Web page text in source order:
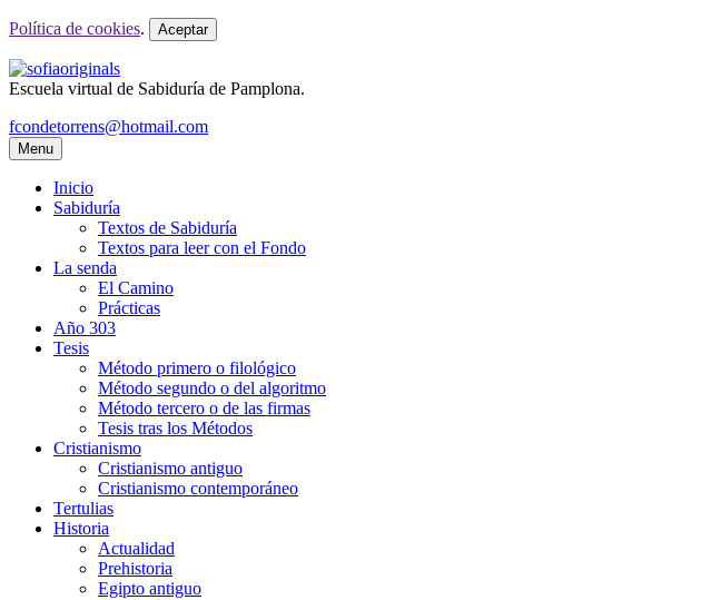
Política de cookies. Aceptar
Escuela virtual de Sabiduría de Pamplona.
fcondetorrens@hotmail.com
Menu
Inicio
Sabiduría
Textos de Sabiduría
Textos para leer con el Fondo
La senda
El Camino
Prácticas
Año 303
Tesis
Método primero o filológico
Método segundo o del algoritmo
Método tercero o de las firmas
Tesis tras los Métodos
Cristianismo
Cristianismo antiguo
Cristianismo contemporáneo
Tertulias
Historia
Actualidad
Prehistoria
Egipto antiguo